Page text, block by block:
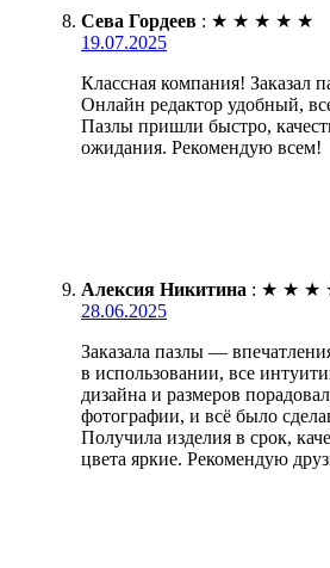
Сева Гордеев : ★ ★ ★ ★ ★
19.07.2025
Классная компания! Заказал
Онлайн редактор удобный,
Пазлы пришли быстро,
ожидания. Рекомендую всем!
Алексия Никитина : ★ ★ ★
28.06.2025
Заказала пазлы —
в использовании, все
дизайна и размеров
фотографии, и всё было
Получила изделия в срок,
цвета яркие. Рекомендую